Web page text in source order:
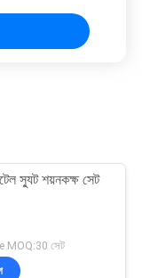
স্যুট শয়নকক্ষ সেট
MOQ:30 সেট